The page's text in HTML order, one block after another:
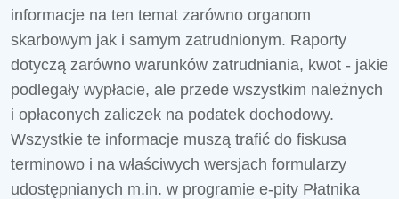
informacje na ten temat zarówno organom
skarbowym jak i samym zatrudnionym. Raporty
dotyczą zarówno warunków zatrudniania, kwot - jakie
podlegały wypłacie, ale przede wszystkim należnych
i opłaconych zaliczek na podatek dochodowy.
Wszystkie te informacje muszą trafić do fiskusa
terminowo i na właściwych wersjach formularzy
udostępnianych m.in. w programie e-pity Płatnika